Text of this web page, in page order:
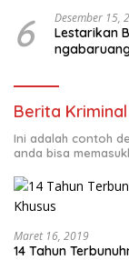
6 Desember 15,
Lestarikan
Berita Kriminal
Ini adalah contoh
anda bisa
Maret 16, 2019
14 Tahun